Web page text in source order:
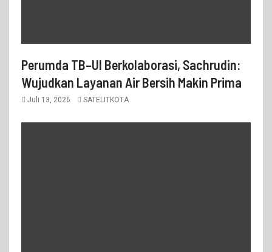
Perumda TB–UI Berkolaborasi, Sachrudin:
Wujudkan Layanan Air Bersih Makin Prima
Juli 13, 2026 SATELITKOTA